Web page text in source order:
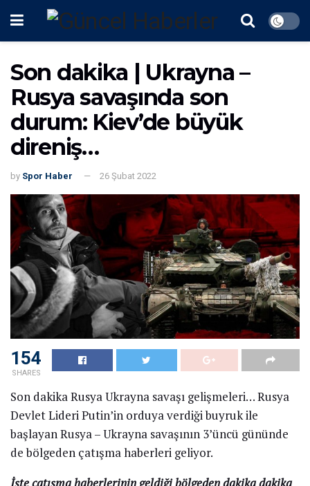
Son dakika | Ukrayna –
Rusya savaşında son
durum: Kiev’de büyük
direniş…
by Spor Haber 26 Şubat 2022
154
SHARES
Son dakika Rusya Ukrayna savaşı gelişmeleri… Rusya
Devlet Lideri Putin’in orduya verdiği buyruk ile
başlayan Rusya – Ukrayna savaşının 3’üncü gününde
de bölgeden çatışma haberleri geliyor.
İşte çatışma haberlerinin geldiği bölgeden dakika dakika